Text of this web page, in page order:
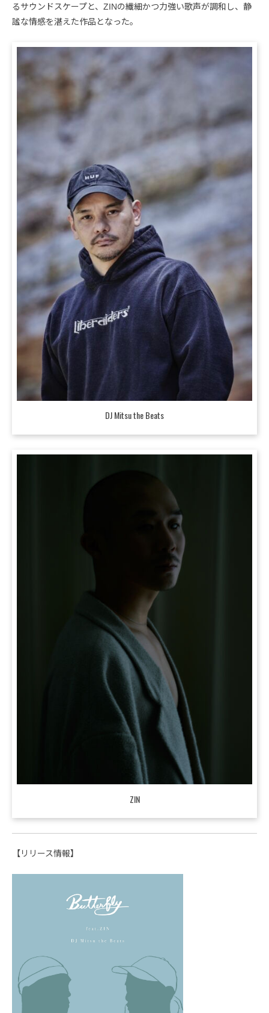
るサウンドスケープと、ZINの繊細かつ力強い歌声が調和し、静
謐な情感を湛えた作品となった。
DJ Mitsu the Beats
ZIN
【リリース情報】